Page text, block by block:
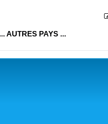
... AUTRES PAYS ...